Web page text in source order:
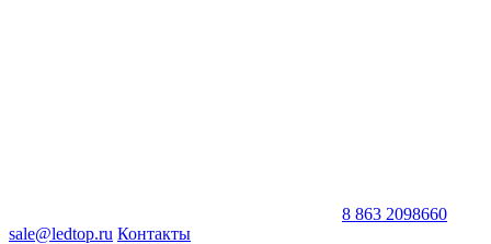
8 863 2098660
sale@ledtop.ru Контакты